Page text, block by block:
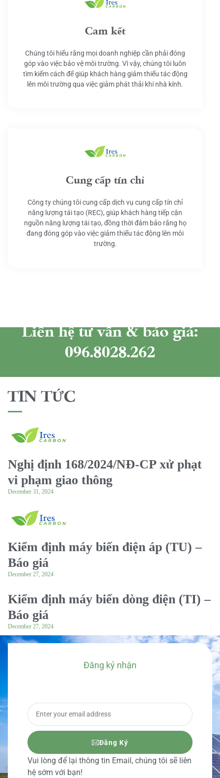
Cam kết
Chúng tôi hiểu rằng mọi doanh nghiệp cần phải đóng
góp vào việc bảo vệ môi trường. Vì vậy, chúng tôi luôn
tìm kiếm cách để giúp khách hàng giảm thiểu tác động
lên môi trường qua việc giảm phát thải khí nhà kính.
Cung cấp tín chỉ
Công ty chúng tôi cung cấp dịch vụ cung cấp tín chỉ
năng lượng tái tạo (REC), giúp khách hàng tiếp cận
nguồn năng lượng tái tạo, đồng thời đảm bảo rằng họ
đang đóng góp vào việc giảm thiểu tác động lên môi
trường.
Liên hệ tư vấn & báo giá:
096.8028.262
TIN TỨC
Nghị định 168/2024/NĐ-CP xử phạt
vi phạm giao thông
December 31, 2024
Kiểm định máy biến điện áp (TU) –
Báo giá
December 27, 2024
Kiểm định máy biến dòng điện (TI) –
Báo giá
December 27, 2024
Đăng ký nhận
Đăng Ký
Vui lòng để lại thông tin Email, chúng tôi sẽ liên
hệ sớm với bạn!